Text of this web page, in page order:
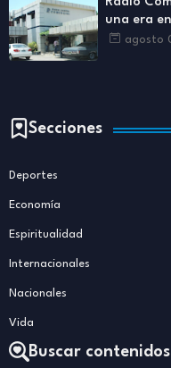
una era
agosto
Secciones
Deportes
Economía
Espiritualidad
Internacionales
Nacionales
Vida
Buscar contenidos